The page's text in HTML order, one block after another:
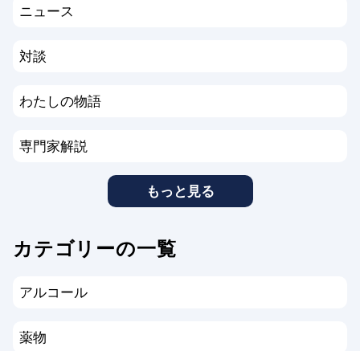
ニュース
対談
わたしの物語
専門家解説
もっと見る
カテゴリーの一覧
アルコール
薬物